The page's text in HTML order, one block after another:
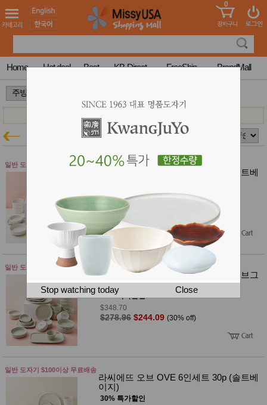
도 어린이
청소년
컬러링
북
한국학
습지
고
국 송
꽃배송
건
강
홍삼전
문브랜
조제품
기능성
건강식
품
성용품
뷰 스킨케
헤어케
어/염색
바디케
어/향수
남성화
장품
미용제
MissyShop
Login
0
Home Hot deal Best KB-Direct FreeShip BrandMall
Stop watching today Close
라씨에뜨 오브 주방특가
일반 도자기 $100이상 무료배송
라씨에뜨 오브 OVE 6인세트 30p (솔트베
30% 특가할인
$348.70
$278.96
일반 도자기 $100이상 무료배송
라씨에뜨 오브 OVE 6인세트 30p (허브그
린)
30% 특가할인
$348.70
$278.96 $244.09 (30% off)
일반 도자기 $100이상 무료배송
라씨에뜨 오브 OVE 6인세트 30p (솔트베
이지)
30% 특가할인